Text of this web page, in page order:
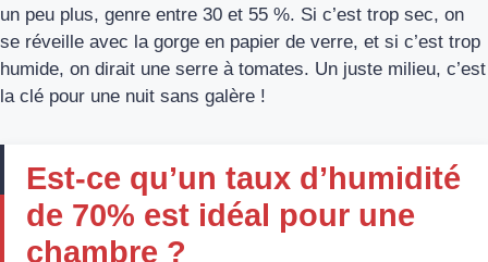
un peu plus, genre entre 30 et 55 %. Si c’est trop sec, on
se réveille avec la gorge en papier de verre, et si c’est trop
humide, on dirait une serre à tomates. Un juste milieu, c’est
la clé pour une nuit sans galère !
Est-ce qu’un taux d’humidité
de 70% est idéal pour une
chambre ?